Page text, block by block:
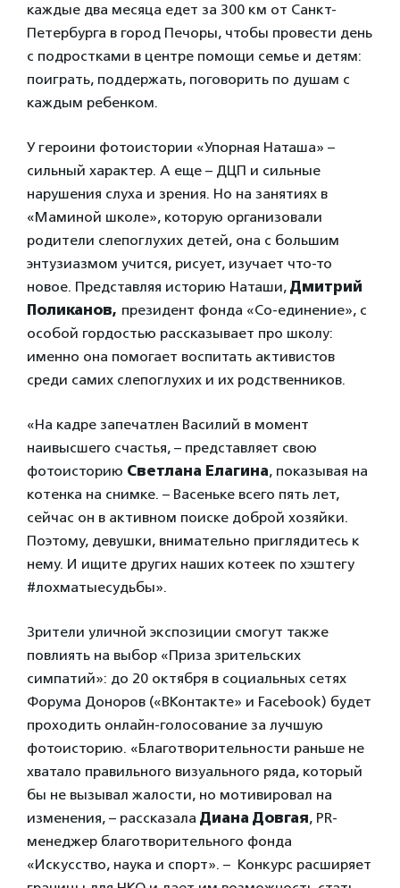
каждые два месяца едет за 300 км от Санкт-
Петербурга в город Печоры, чтобы провести день
с подростками в центре помощи семье и детям:
поиграть, поддержать, поговорить по душам с
каждым ребенком.
У героини фотоистории «Упорная Наташа» –
сильный характер. А еще – ДЦП и сильные
нарушения слуха и зрения. Но на занятиях в
«Маминой школе», которую организовали
родители слепоглухих детей, она с большим
энтузиазмом учится, рисует, изучает что-то
новое. Представляя историю Наташи, Дмитрий
Поликанов, президент фонда «Со-единение», с
особой гордостью рассказывает про школу:
именно она помогает воспитать активистов
среди самих слепоглухих и их родственников.
«На кадре запечатлен Василий в момент
наивысшего счастья, – представляет свою
фотоисторию Светлана Елагина, показывая на
котенка на снимке. – Васеньке всего пять лет,
сейчас он в активном поиске доброй хозяйки.
Поэтому, девушки, внимательно приглядитесь к
нему. И ищите других наших котеек по хэштегу
#лохматыесудьбы».
Зрители уличной экспозиции смогут также
повлиять на выбор «Приза зрительских
симпатий»: до 20 октября в социальных сетях
Форума Доноров («ВКонтакте» и Facebook) будет
проходить онлайн-голосование за лучшую
фотоисторию. «Благотворительности раньше не
хватало правильного визуального ряда, который
бы не вызывал жалости, но мотивировал на
изменения, – рассказала Диана Довгая, PR-
менеджер благотворительного фонда
«Искусство, наука и спорт». – Конкурс расширяет